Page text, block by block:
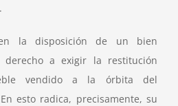
la disposición de un bien
derecho a exigir la restitución
vendido a la órbita del
esto radica, precisamente, su